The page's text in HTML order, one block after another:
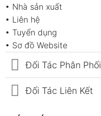
• Nhà sản xuất
• Liên hệ
• Tuyển dụng
• Sơ đồ Website
Đối Tác Phân Phối
Đối Tác Liên Kết